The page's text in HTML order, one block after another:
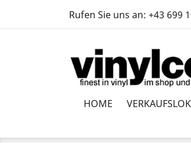
Rufen Sie uns an: +43 699
HOME